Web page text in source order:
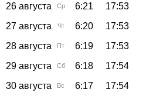
26 августа
Ср 6:21 17:53
27 августа
Чт 6:20 17:53
28 августа
Пт 6:19 17:53
29 августа
Сб 6:18 17:54
30 августа
Вс 6:17 17:54